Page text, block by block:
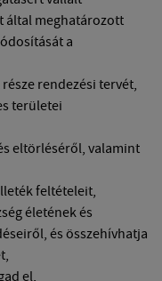
által meghatározott
a
rendezési tervét,
területei
eltörléséről, valamint
feltételeit,
életének és
és összehívhatja
el,